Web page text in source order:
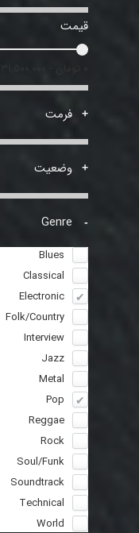
قیمت
فرمت
وضعیت
Genre
Blues
Classical
Electronic
Folk/Country
Interview
Jazz
Metal
Pop
Reggae
Rock
Soul/Funk
Soundtrack
Technical
World